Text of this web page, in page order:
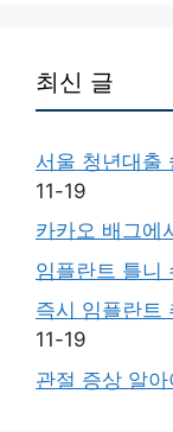
최신 글
서울 청년대출
11-19
카카오 배그에
임플란트 틀니
즉시 임플란트
11-19
관절 증상 알